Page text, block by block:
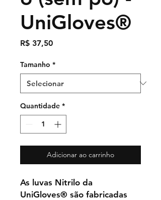
UniGloves®
R$ 37,50Preço
Tamanho *
Quantidade *
Adicionar ao carrinho
As luvas Nitrilo da
UniGloves® são fabricadas